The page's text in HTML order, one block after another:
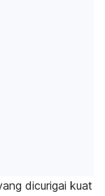
dicurigai kuat